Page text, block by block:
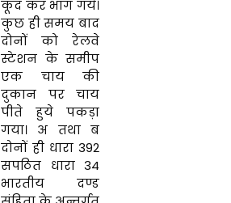
कूद कर भाग गये।
कुछ ही समय बाद
दोनों को रेलवे
स्टेशन के समीप
एक चाय की
दुकान पर चाय
पीते हुये पकड़ा
गया। अ तथा ब
दोनों ही धारा 392
सपठित धारा 34
भारतीय दण्ड